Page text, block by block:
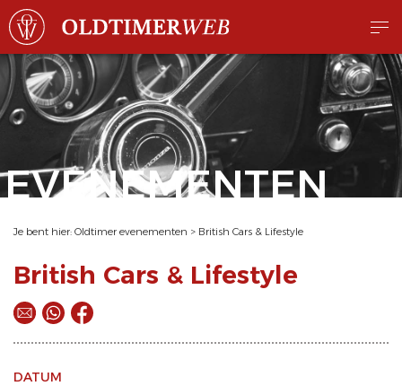
EVENEMENTEN
Je bent hier: Oldtimer evenementen > British Cars & Lifestyle
British Cars & Lifestyle
DATUM